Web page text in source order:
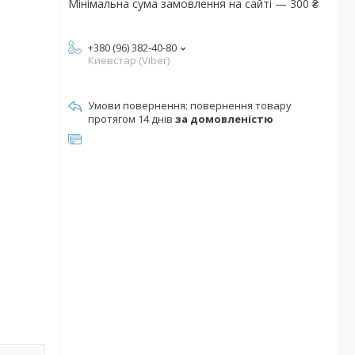
Мінімальна сума замовлення на сайті — 300 ₴
+380 (96) 382-40-80
Киевстар (Viber)
повернення товару
протягом 14 днів за домовленістю